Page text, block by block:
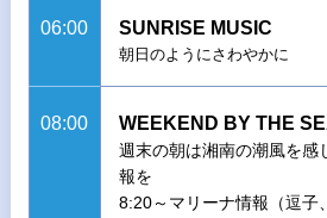
06:00 SUNRISE MUSIC
朝日のようにさわやかに
08:00 WEEKEND BY THE
週末の朝は湘南の潮風を感
報を
8:20～マリーナ情報（逗子